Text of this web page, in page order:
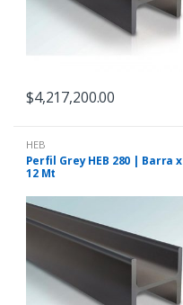
$4,217,200.00
HEB
Perfil Grey HEB 280 | Barra x
12 Mt